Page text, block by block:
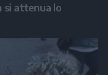
si attenua lo